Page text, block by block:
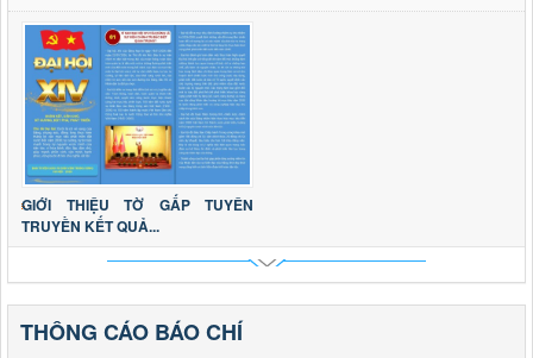
GIỚI THIỆU TỜ GẤP TUYÊN
TRUYỀN KẾT QUẢ...
THÔNG CÁO BÁO CHÍ